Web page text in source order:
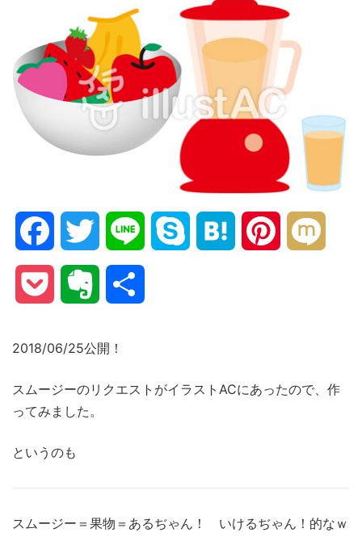
FacebookTwitter Line Skype Hatena Pinterest
Pocket Evernote
2018/06/25公開！
スムージーのリクエストがイラストACにあったので、作
ってみました。
というのも
スムージー＝果物＝あるぢゃん！ いけるぢゃん！的なｗ